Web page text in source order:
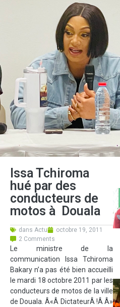
Issa Tchiroma
hué par des
conducteurs de
motos à Douala
dans Actu
octobre 19, 2011
2 Comments
Le ministre de la
communication Issa Tchiroma
Bakary n’a pas été bien accueilli
le mardi 18 octobre 2011 par les
conducteurs de motos de la ville
de Douala. Â«Â DictateurÂ !Â Â»